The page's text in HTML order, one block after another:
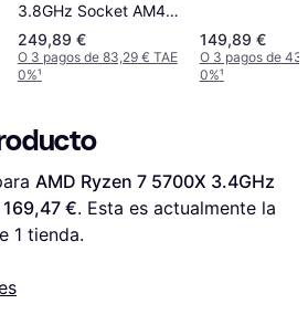
3.8GHz Socket AM4
Box
249,89 €
O 3 pagos de 83,29 € TAE
0%¹
149,89 €
O 3 pagos de
0%¹
AMD Ryzen 7 5700X 3.4GHz
169,47 €. Esta es actualmente la
1 tienda.